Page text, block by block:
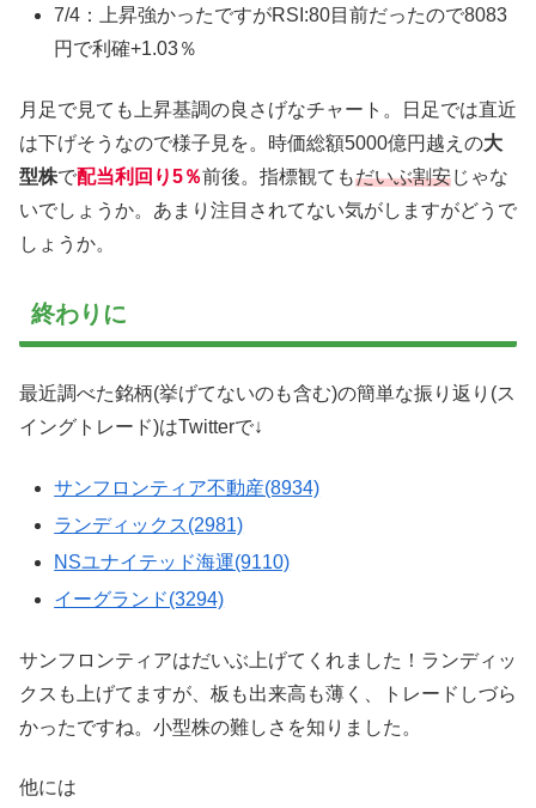
7/4：上昇強かったですがRSI:80目前だったので8083
円で利確+1.03％
月足で見ても上昇基調の良さげなチャート。日足では直近
は下げそうなので様子見を。時価総額5000億円越えの大
型株で配当利回り5％前後。指標観てもだいぶ割安じゃな
いでしょうか。あまり注目されてない気がしますがどうで
しょうか。
終わりに
最近調べた銘柄(挙げてないのも含む)の簡単な振り返り(ス
イングトレード)はTwitterで↓
サンフロンティア不動産(8934)
ランディックス(2981)
NSユナイテッド海運(9110)
イーグランド(3294)
サンフロンティアはだいぶ上げてくれました！ランディッ
クスも上げてますが、板も出来高も薄く、トレードしづら
かったですね。小型株の難しさを知りました。
他には